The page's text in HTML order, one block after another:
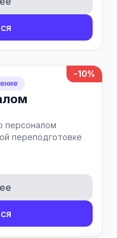
-10%
персоналом
переподготовке